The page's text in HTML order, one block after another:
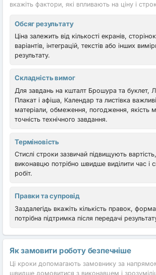
вкажіть фактори, які впливають на ціну і
Обсяг результату
Ціна залежить від кількості екранів,
варіантів, інтеграцій, текстів або інших
результату.
Складність вимог
Для завдань на кшталт Брошура та буклет,
Плакат і афіша, Календар та листівка важливі
матеріали, обмеження, погодження, якість
точність технічного завдання.
Терміновість
Стислі строки зазвичай підвищують
виконавцю потрібно швидше виділити час і
робіт.
Правки та супровід
Заздалегідь вкажіть кількість правок,
потрібна підтримка після передачі
Як замовити роботу безпечніше
Ці кроки допомагають замовнику за
швидше домовитися з виконавцем і